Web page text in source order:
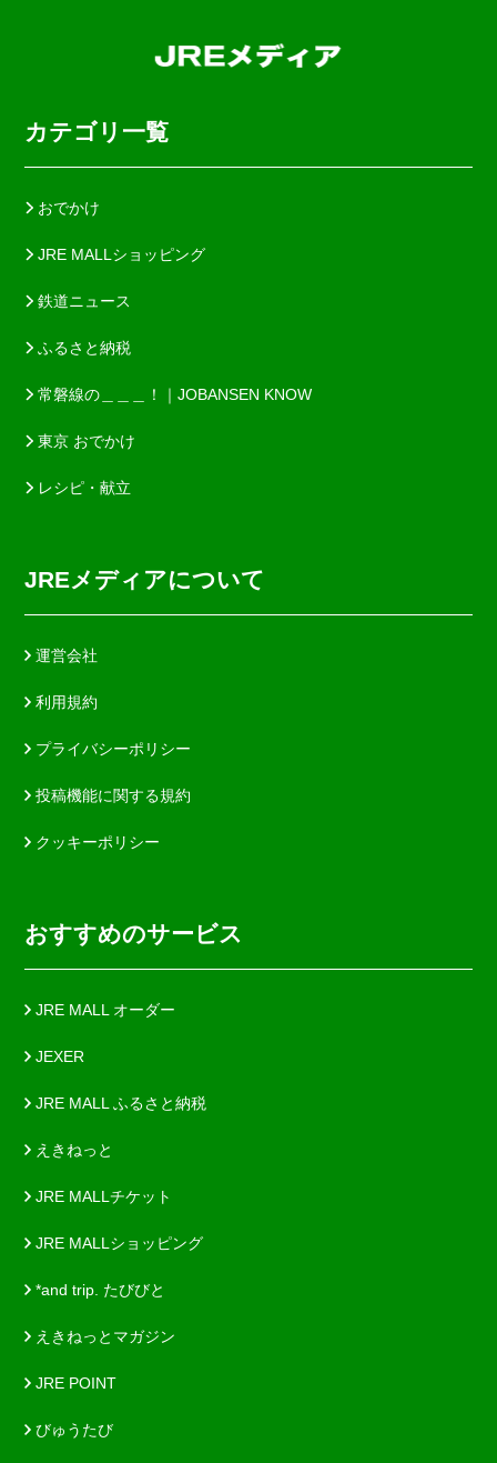
カテゴリ一覧
おでかけ
JRE MALLショッピング
鉄道ニュース
ふるさと納税
常磐線の＿＿＿！｜JOBANSEN KNOW
東京 おでかけ
レシピ・献立
JREメディアについて
運営会社
利用規約
プライバシーポリシー
投稿機能に関する規約
クッキーポリシー
おすすめのサービス
JRE MALL オーダー
JEXER
JRE MALL ふるさと納税
えきねっと
JRE MALLチケット
JRE MALLショッピング
*and trip. たびびと
えきねっとマガジン
JRE POINT
びゅうたび